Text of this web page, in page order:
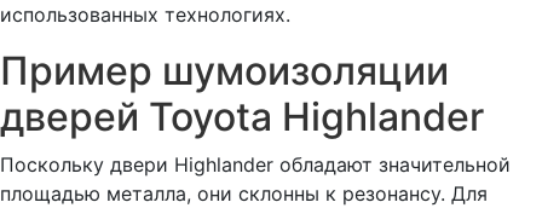
использованных технологиях.
Пример шумоизоляции
дверей Toyota Highlander
Поскольку двери Highlander обладают значительной
площадью металла, они склонны к резонансу. Для